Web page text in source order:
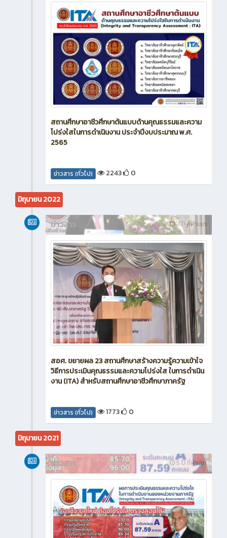
สถานศึกษาอาชีวศึกษาต้นแบบด้านคุณธรรมและความ
โปร่งใสในการดำเนินงาน ประจำปีงบประมาณ พ.ศ.
2565
ข่าวสาร (ทั่วไป) 2243 0
มิถุนายน 2022
4 ปี ที่ผ่านมา
ข่าวสาร
สอศ. ขยายผล 23 สถานศึกษาสร้างความรู้ความเข้าใจ
วิธีการประเมินคุณธรรมและความโปร่งใส ในการดำเนิน
งาน (ITA) สำหรับสถานศึกษาอาชีวศึกษาภาครัฐ
ข่าวสาร (ทั่วไป) 1773 0
มิถุนายน 2021
5 ปี ที่ผ่านมา
ข่าวสาร